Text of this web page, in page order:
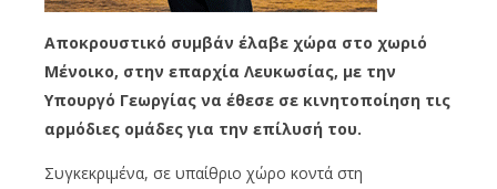
Αποκρουστικό συμβάν έλαβε χώρα στο χωριό
Μένοικο, στην επαρχία Λευκωσίας, με την
Υπουργό Γεωργίας να έθεσε σε κινητοποίηση τις
αρμόδιες ομάδες για την επίλυσή του.
Συγκεκριμένα, σε υπαίθριο χώρο κοντά στη